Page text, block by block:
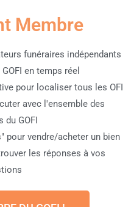
Membre
funéraires indépendants
en temps réel
pour localiser tous les OFI
avec l'ensemble des
du GOFI
pour vendre/acheter un bien
les réponses à vos